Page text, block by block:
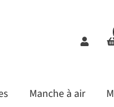
Manche à air